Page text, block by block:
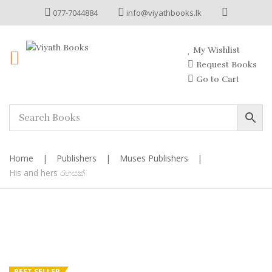
077-7044884 info@viyathbooks.lk
My Wishlist
Request Books
Go to Cart
Home | Publishers | Muses Publishers
|
His and hers රහසක්